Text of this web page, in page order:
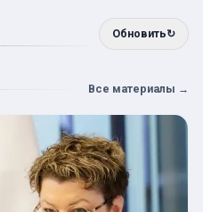
Обновить↻
Все материалы →